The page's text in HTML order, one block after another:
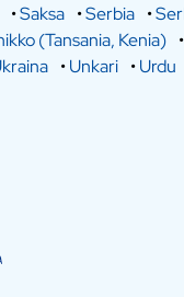
•Saksa •Serbia •
(Tansania, Kenia) •
•Unkari •Urdu